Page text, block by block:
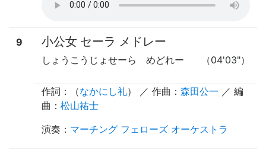
9 小公女 セーラ メドレー
（04'03"）
しょうこうじょせーら めどれー
作詞：（なかにし礼） ／ 作曲： 森田公一 ／ 編
曲： 松山祐士
演奏 ： マーチング フェローズ オーケストラ